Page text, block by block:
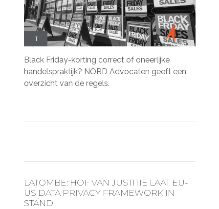
IT
Black Friday-korting correct of oneerlijke
handelspraktijk? NORD Advocaten geeft een
overzicht van de regels.
LATOMBE: HOF VAN JUSTITIE LAAT EU-
US DATA PRIVACY FRAMEWORK IN
STAND